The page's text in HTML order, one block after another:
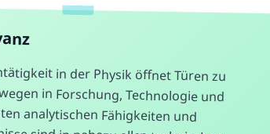
in der Physik öffnet Türen zu
in Forschung, Technologie und
analytischen Fähigkeiten und
sind in nahezu allen technischen
der Umgang mit komplexen
macht Physik-Absolventen auch